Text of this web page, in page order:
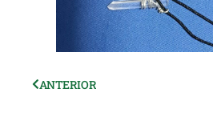
AntANTERIOR